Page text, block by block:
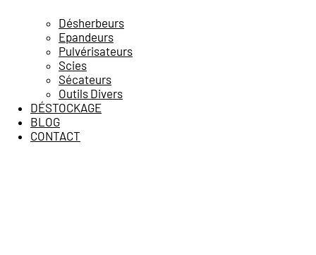
Désherbeurs
Epandeurs
Pulvérisateurs
Scies
Sécateurs
Outils Divers
DÉSTOCKAGE
BLOG
CONTACT